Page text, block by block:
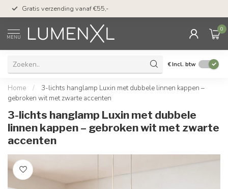
Gratis verzending vanaf €55,-
MENU
0
€Incl. btw
Home /
3-lichts hanglamp Luxin met dubbele linnen kappen –
gebroken wit met zwarte accenten
3-lichts hanglamp Luxin met dubbele
linnen kappen – gebroken wit met zwarte
accenten